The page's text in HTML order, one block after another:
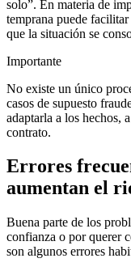
solo”. En materia de
temprana puede
que la situación se
Importante
No existe un único
casos de supuesto
adaptarla a los hechos,
contrato.
Errores
aumentan el
Buena parte de los
confianza o por querer
son algunos errores